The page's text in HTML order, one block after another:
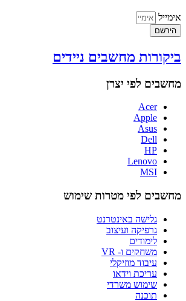
אימייל
הירשם
ביקורות מחשבים ניידים
מחשבים לפי יצרן
Acer
Apple
Asus
Dell
HP
Lenovo
MSI
מחשבים לפי מטרות שימוש
גלישה באינטרנט
גרפיקה ועיצוב
לימודים
משחקים ו- VR
עיבוד מוזיקלי
עריכת וידאו
שימוש משרדי
תוכנה